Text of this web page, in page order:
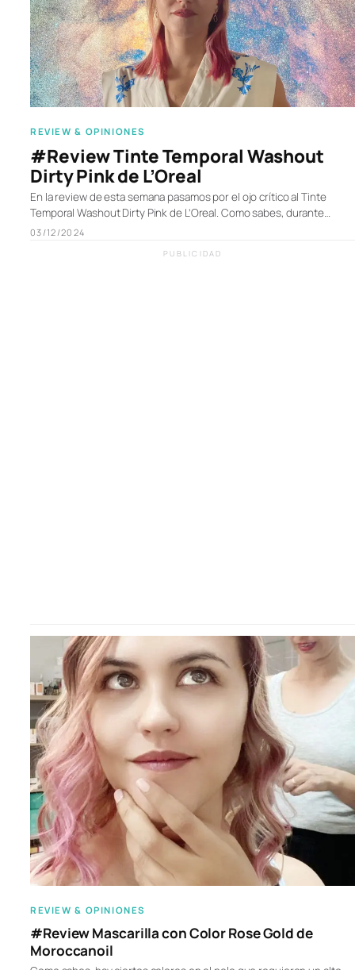
REVIEW & OPINIONES
#Review Tinte Temporal Washout
Dirty Pink de L’Oreal
En la review de esta semana pasamos por el ojo crítico al Tinte
Temporal Washout Dirty Pink de L’Oreal. Como sabes, durante…
03/12/2024
PUBLICIDAD
REVIEW & OPINIONES
#Review Mascarilla con Color Rose Gold de
Moroccanoil